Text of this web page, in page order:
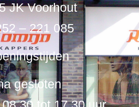
JK Voorhout
– 221 085
gesloten